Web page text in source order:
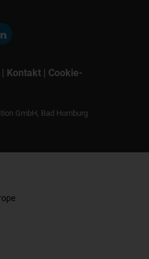
| Kontakt | Cookie-
GmbH, Bad Homburg